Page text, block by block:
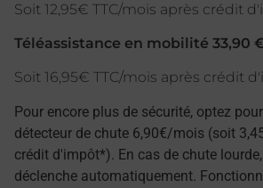
Soit 12,95€ TTC/mois après crédit
Téléassistance en mobilité 33,90
Soit 16,95€ TTC/mois après crédit
Pour encore plus de sécurité, optez
détecteur de chute 6,90€/mois (soit
crédit d'impôt*). En cas de chute
déclenche automatiquement.